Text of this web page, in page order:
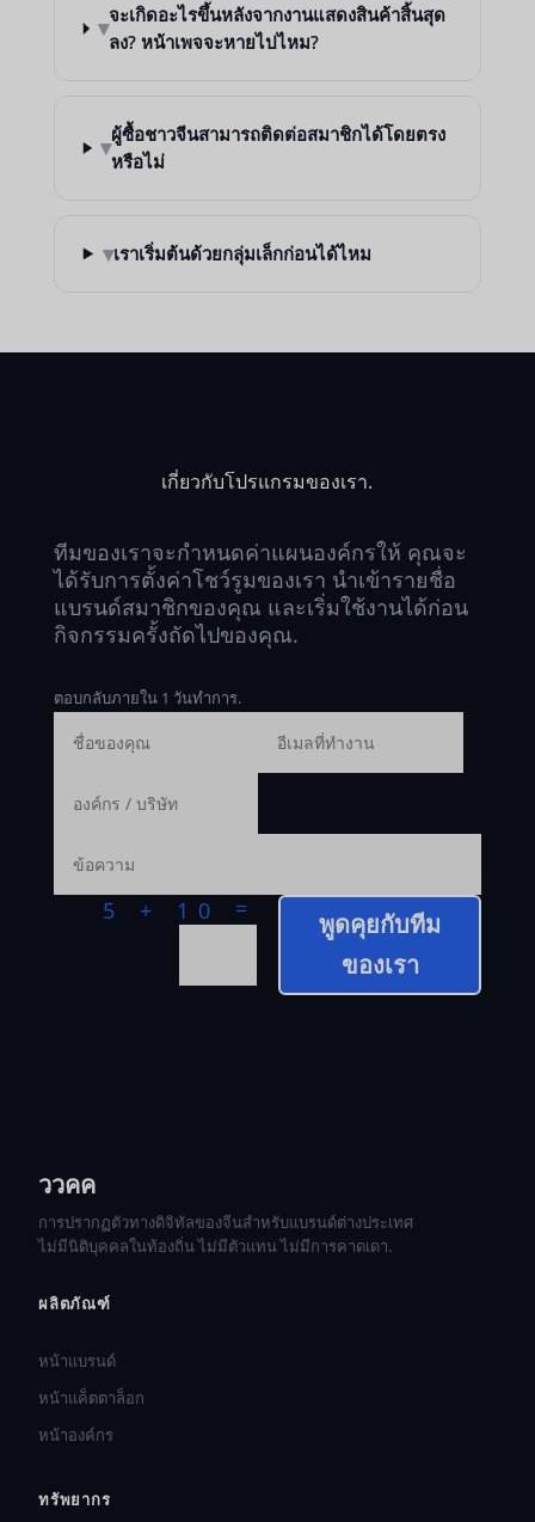
▾จะเกิดอะไรขึ้นหลังจากงานแสดงสินค้าสิ้นสุด
ลง? หน้าเพจจะหายไปไหม?
▾ผู้ซื้อชาวจีนสามารถติดต่อสมาชิกได้โดยตรง
หรือไม่
▾เราเริ่มต้นด้วยกลุ่มเล็กก่อนได้ไหม
เกี่ยวกับโปรแกรมของเรา.
ทีมของเราจะกำหนดค่าแผนองค์กรให้ คุณจะ
ได้รับการตั้งค่าโชว์รูมของเรา นำเข้ารายชื่อ
แบรนด์สมาชิกของคุณ และเริ่มใช้งานได้ก่อน
กิจกรรมครั้งถัดไปของคุณ.
ตอบกลับภายใน 1 วันทำการ.
5 + 10 =
พูดคุยกับทีม
ของเรา
ววคค
การปรากฏตัวทางดิจิทัลของจีนสำหรับแบรนด์ต่างประเทศ
ไม่มีนิติบุคคลในท้องถิ่น ไม่มีตัวแทน ไม่มีการคาดเดา.
ผลิตภัณฑ์
หน้าแบรนด์
หน้าแค็ตตาล็อก
หน้าองค์กร
ทรัพยากร